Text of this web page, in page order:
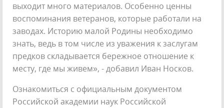
выходит много материалов. Особенно ценны
воспоминания ветеранов, которые работали на
заводах. Историю малой Родины необходимо
знать, ведь в том числе из уважения к заслугам
предков складывается бережное отношение к
месту, где мы живем», - добавил Иван Носков.
Ознакомиться с официальным документом
Российской академии наук Российской